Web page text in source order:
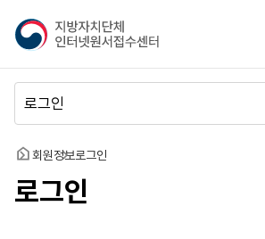
지
방
자
치
단
체
인
넷
뉴
동
홈 회원정보로그인
로그인